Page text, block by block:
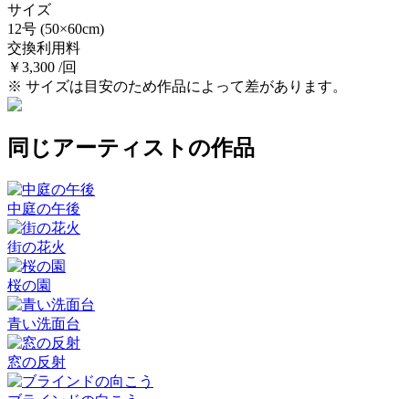
サイズ
12号 (50×60cm)
交換利用料
￥3,300 /回
※ サイズは目安のため作品によって差があります。
同じアーティストの作品
中庭の午後
街の花火
桜の園
青い洗面台
窓の反射